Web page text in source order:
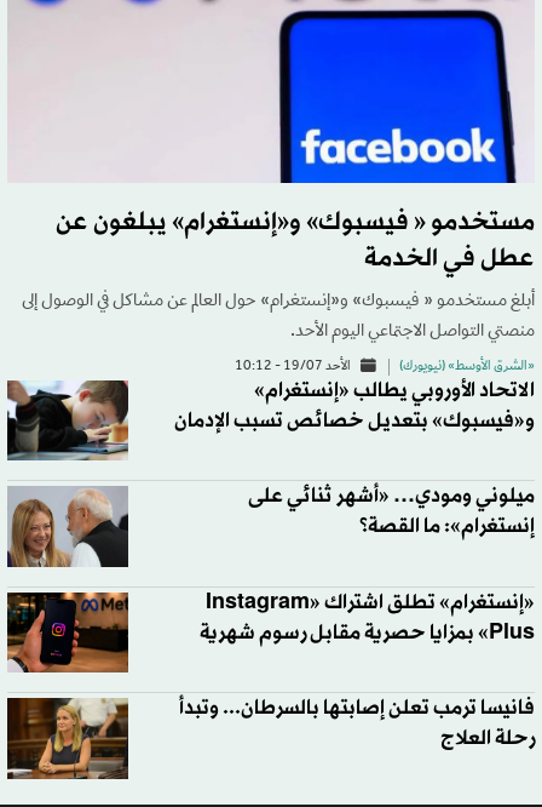
مستخدمو « فيسبوك» و«إنستغرام» يبلغون عن
عطل في الخدمة
أبلغ مستخدمو « فيسبوك» و«إنستغرام» حول العالم عن مشاكل في الوصول إلى
منصتي التواصل الاجتماعي اليوم الأحد.
«الشرق الأوسط» (نيويورك) الأحد 19/07 - 10:12
الاتحاد الأوروبي يطالب «إنستغرام»
و«فيسبوك» بتعديل خصائص تسبب الإدمان
ميلوني ومودي… «أشهر ثنائي على
إنستغرام»: ما القصة؟
«إنستغرام» تطلق اشتراك «Instagram
Plus» بمزايا حصرية مقابل رسوم شهرية
فانيسا ترمب تعلن إصابتها بالسرطان... وتبدأ
رحلة العلاج